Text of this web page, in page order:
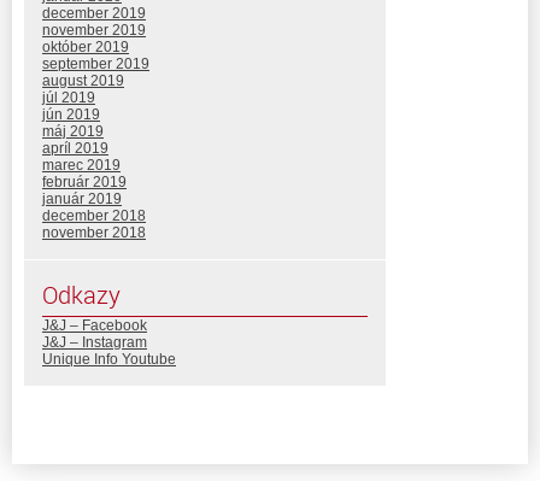
december 2019
november 2019
október 2019
september 2019
august 2019
júl 2019
jún 2019
máj 2019
apríl 2019
marec 2019
február 2019
január 2019
december 2018
november 2018
Odkazy
J&J – Facebook
J&J – Instagram
Unique Info Youtube